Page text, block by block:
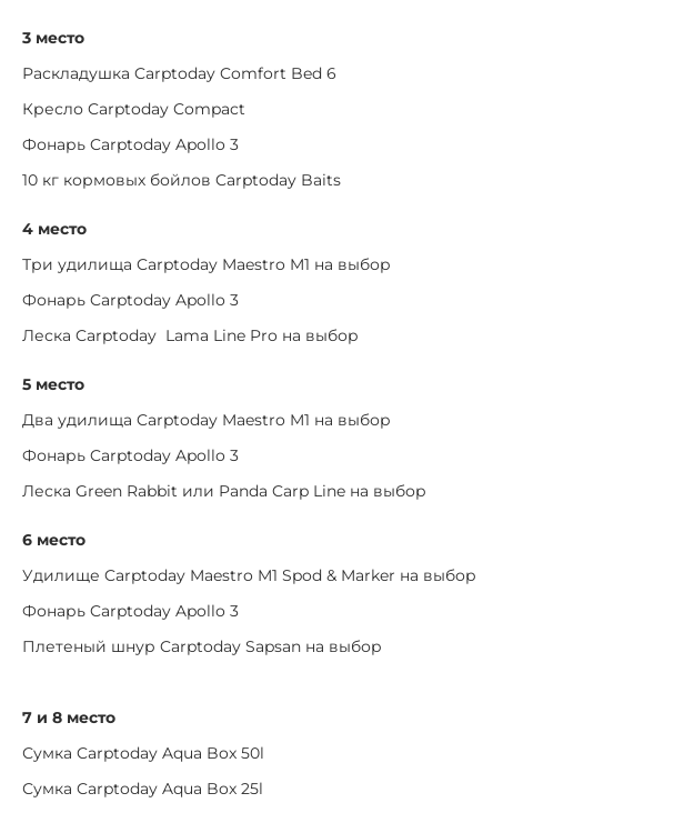
3 место
Раскладушка Carptoday Comfort Bed 6
Кресло Carptoday Compact
Фонарь Carptoday Apollo 3
10 кг кормовых бойлов Carptoday Baits
4 место
Три удилища Carptoday Maestro M1 на выбор
Фонарь Carptoday Apollo 3
Леска Carptoday Lama Line Pro на выбор
5 место
Два удилища Carptoday Maestro M1 на выбор
Фонарь Carptoday Apollo 3
Леска Green Rabbit или Panda Carp Line на выбор
6 место
Удилище Carptoday Maestro M1 Spod & Marker на выбор
Фонарь Carptoday Apollo 3
Плетеный шнур Carptoday Sapsan на выбор
7 и 8 место
Сумка Carptoday Aqua Box 50l
Сумка Carptoday Aqua Box 25l